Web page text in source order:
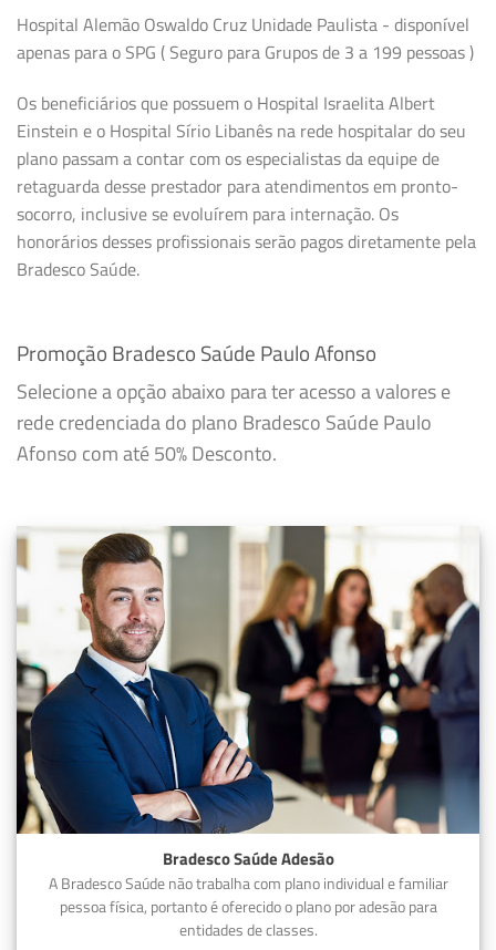
Hospital Alemão Oswaldo Cruz Unidade Paulista - disponível
apenas para o SPG ( Seguro para Grupos de 3 a 199 pessoas )
Os beneficiários que possuem o Hospital Israelita Albert
Einstein e o Hospital Sírio Libanês na rede hospitalar do seu
plano passam a contar com os especialistas da equipe de
retaguarda desse prestador para atendimentos em pronto-
socorro, inclusive se evoluírem para internação. Os
honorários desses profissionais serão pagos diretamente pela
Bradesco Saúde.
Promoção Bradesco Saúde Paulo Afonso
Selecione a opção abaixo para ter acesso a valores e
rede credenciada do plano Bradesco Saúde Paulo
Afonso com até 50% Desconto.
Bradesco Saúde Adesão
A Bradesco Saúde não trabalha com plano individual e familiar
pessoa física, portanto é oferecido o plano por adesão para
entidades de classes.